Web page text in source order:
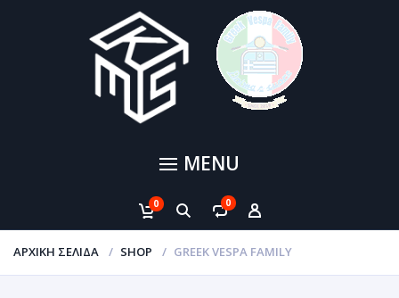
MENU
0 0
ΑΡΧΙΚΉ ΣΕΛΊΔΑ SHOP GREEK VESPA FAMILY